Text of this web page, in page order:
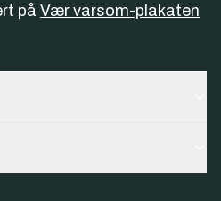
på Vær varsom-plakaten